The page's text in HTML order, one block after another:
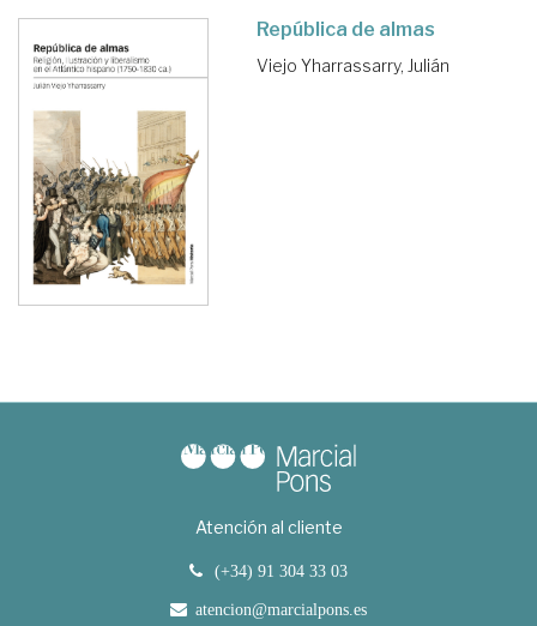
República de almas
Viejo Yharrassarry, Julián
Atención al cliente
(+34) 91 304 33 03
atencion@marcialpons.es